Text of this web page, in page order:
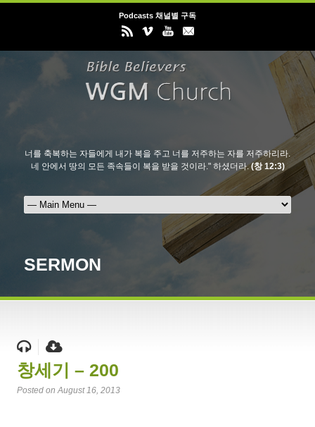
Podcasts 채널별 구독
너를 축복하는 자들에게 내가 복을 주고 너를 저주하는 자를 저주하리라.
네 안에서 땅의 모든 족속들이 복을 받을 것이라." 하셨더라.(창 12:3)
SERMON
창세기 – 200
Posted on August 16, 2013